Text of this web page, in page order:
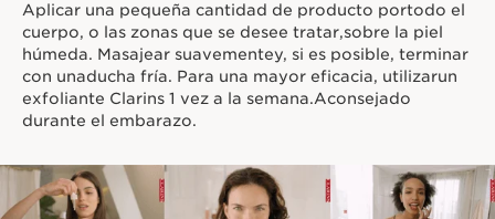
Aplicar una pequeña cantidad de producto portodo el
cuerpo, o las zonas que se desee tratar,sobre la piel
húmeda. Masajear suavementey, si es posible, terminar
con unaducha fría. Para una mayor eficacia, utilizarun
exfoliante Clarins 1 vez a la semana.Aconsejado
durante el embarazo.